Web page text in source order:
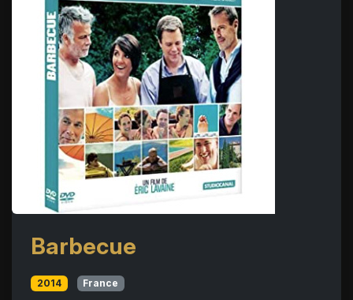
Barbecue
2014 France